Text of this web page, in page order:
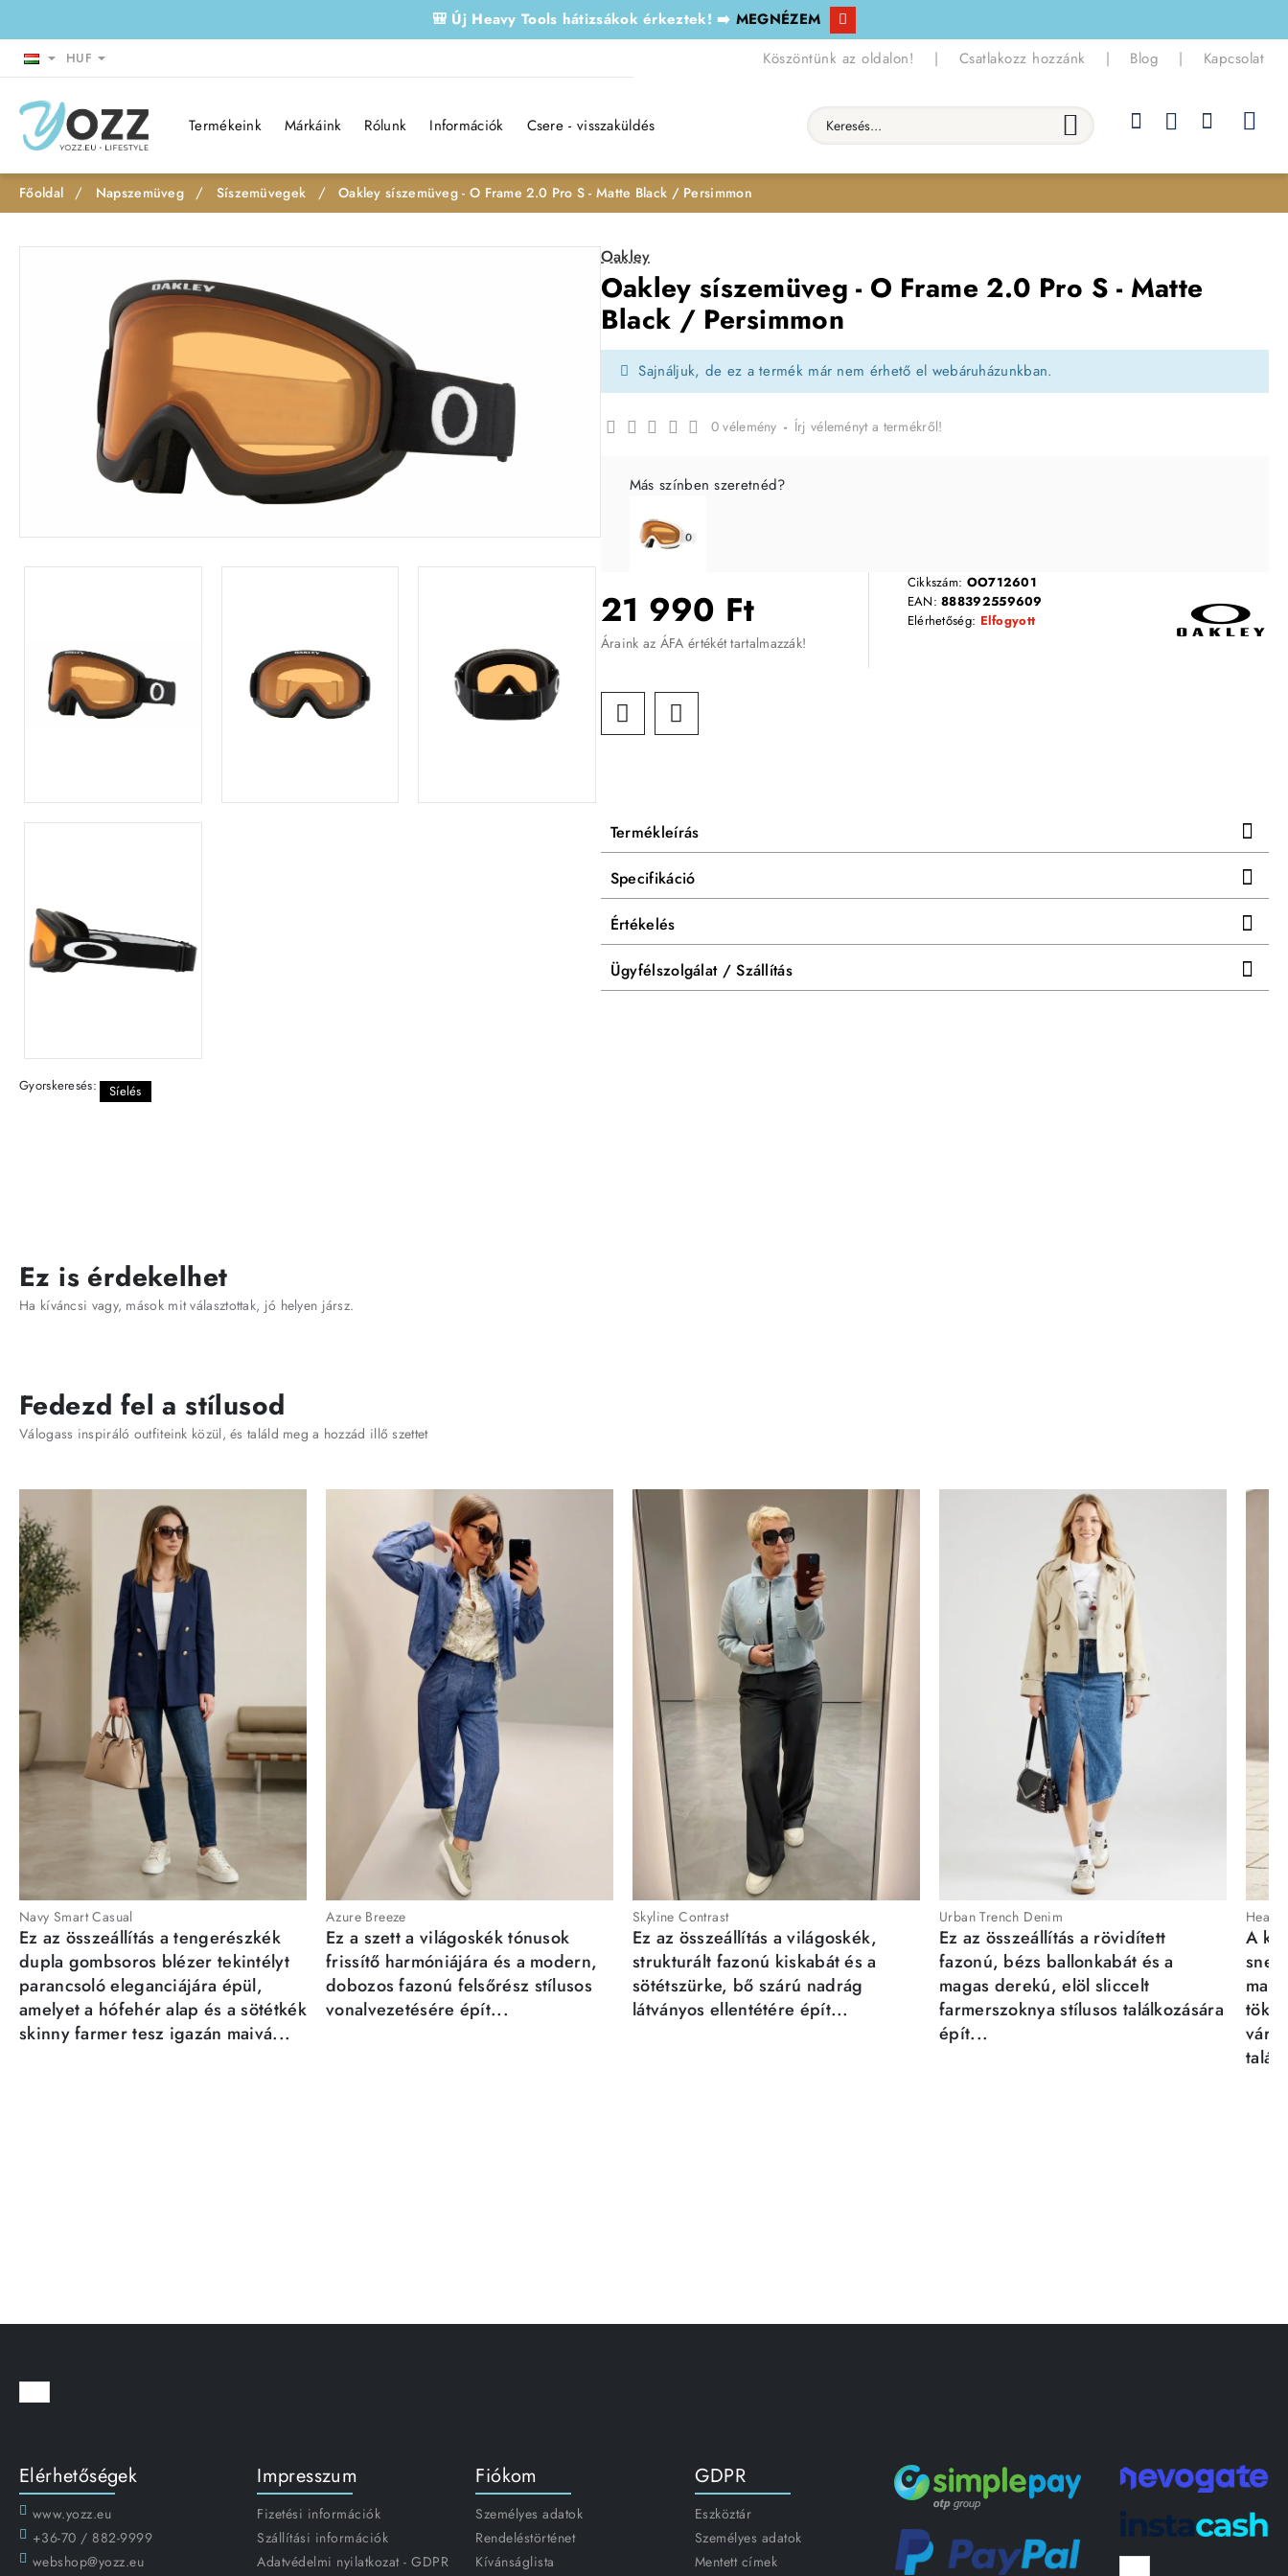
🎒 Új Heavy Tools hátizsákok érkeztek! ➡️ MEGNÉZEM
HUF Köszöntünk az oldalon! | Csatlakozz hozzánk | Blog | Kapcsolat
Termékeink Márkáink Rólunk Információk Csere - visszaküldés Keresés...
h
Napszemüveg Síszemüvegek Oakley síszemüveg - O Frame 2.0 Pro S - Matte Black / Persimmon
Oakley
Oakley síszemüveg - O Frame 2.0 Pro S - Matte
Black / Persimmon
Sajnáljuk, de ez a termék már nem érhető el webáruházunkban.
0 vélemény - Írj véleményt a termékről!
21 990 Ft
Áraink az ÁFA értékét tartalmazzák!
Cikkszám: OO712601
EAN:888392559609
Elérhetőség: Elfogyott
Más színben szeretnéd?
Termékleírás
Specifikáció
Értékelés
Ügyfélszolgálat / Szállítás
Gyorskeresés: Síelés
Ez is érdekelhet
Ha kíváncsi vagy, mások mit választottak, jó helyen jársz.
Fedezd fel a stílusod
Válogass inspiráló outfiteink közül, és találd meg a hozzád illő szettet
Navy Smart Casual
Ez az összeállítás a tengerészkék
dupla gombsoros blézer tekintélyt
parancsoló eleganciájára épül,
amelyet a hófehér alap és a sötétkék
skinny farmer tesz igazán maivá...
Azure Breeze
Ez a szett a világoskék tónusok
frissítő harmóniájára és a modern,
dobozos fazonú felsőrész stílusos
vonalvezetésére épít...
Skyline Contrast
Ez az összeállítás a világoskék,
strukturált fazonú kiskabát és a
sötétszürke, bő szárú nadrág
látványos ellentétére épít...
Urban Trench Denim
Ez az összeállítás a rövidített
fazonú, bézs ballonkabát és a
magas derekú, elöl sliccelt
farmerszoknya stílusos találkozására
épít...
A
Elérhetőségek
www.yozz.eu
+36-70 / 882-9999
webshop@yozz.eu
Impresszum
Fizetési információk
Szállítási információk
Adatvédelmi nyilatkozat - GDPR
Fiókom
Személyes adatok
Rendeléstörténet
Kívánságlista
GDPR
Eszköztár
Személyes adatok
Mentett címek